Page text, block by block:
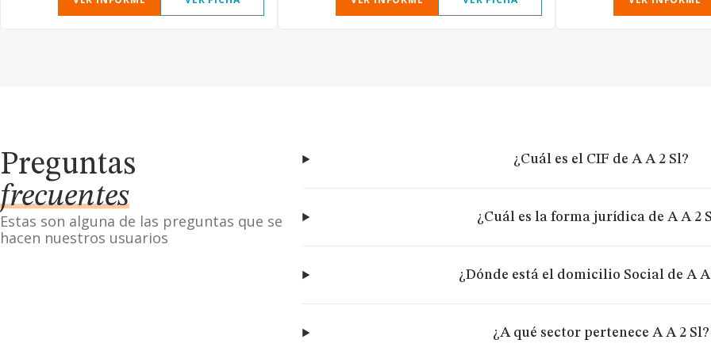
Preguntas
frecuentes
Estas son alguna de las preguntas que se
hacen nuestros usuarios
¿Cuál es el CIF de A A 2 Sl?
¿Cuál es la forma jurídica de A A 2
¿Dónde está el domicilio Social de A A
¿A qué sector pertenece A A 2 Sl?